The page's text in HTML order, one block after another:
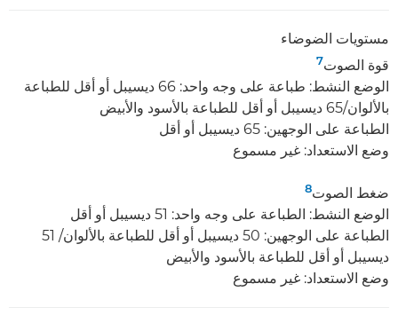
مستويات الضوضاء
قوة الصوت7
الوضع النشط: طباعة على وجه واحد: 66 ديسيبل أو أقل للطباعة
بالألوان/65 ديسيبل أو أقل للطباعة بالأسود والأبيض
الطباعة على الوجهين: 65 ديسيبل أو أقل
وضع الاستعداد: غير مسموع
ضغط الصوت8
الوضع النشط: الطباعة على وجه واحد: 51 ديسيبل أو أقل
الطباعة على الوجهين: 50 ديسيبل أو أقل للطباعة بالألوان/ 51
ديسيبل أو أقل للطباعة بالأسود والأبيض
وضع الاستعداد: غير مسموع